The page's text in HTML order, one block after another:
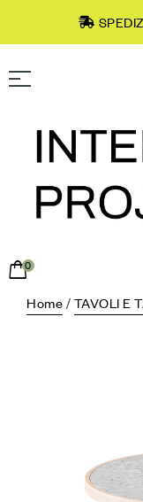
0
Home / TAVOLI E